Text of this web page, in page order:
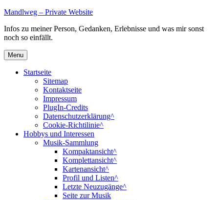
Skip
content
Mandlweg – Private Website
Infos zu meiner Person, Gedanken, Erlebnisse und was mir sonst
noch so einfällt.
Menu
Startseite
Sitemap
Kontaktseite
Impressum
PlugIn-Credits
Datenschutzerklärung^
Cookie-Richtilinie^
Hobbys und Interessen
Musik-Sammlung
Kompaktansicht^
Komplettansicht^
Kartenansicht^
Profil und Listen^
Letzte Neuzugänge^
Seite zur Musik